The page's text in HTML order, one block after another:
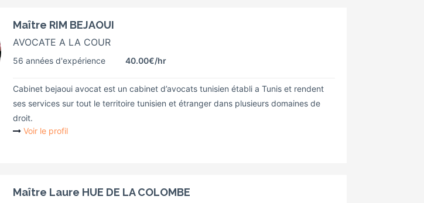
Maître RIM BEJAOUI
AVOCATE A LA COUR
56 années d'expérience 40.00€/hr
Cabinet bejaoui avocat est un cabinet d’avocats tunisien établi a Tunis et rendent
ses services sur tout le territoire tunisien et étranger dans plusieurs domaines de
droit.
Voir le profil
Maître Laure HUE DE LA COLOMBE